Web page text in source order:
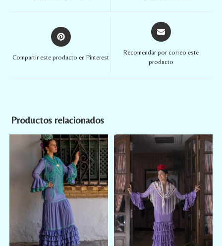
Compartir este producto en Pinterest
Recomendar por correo este
producto
Productos relacionados